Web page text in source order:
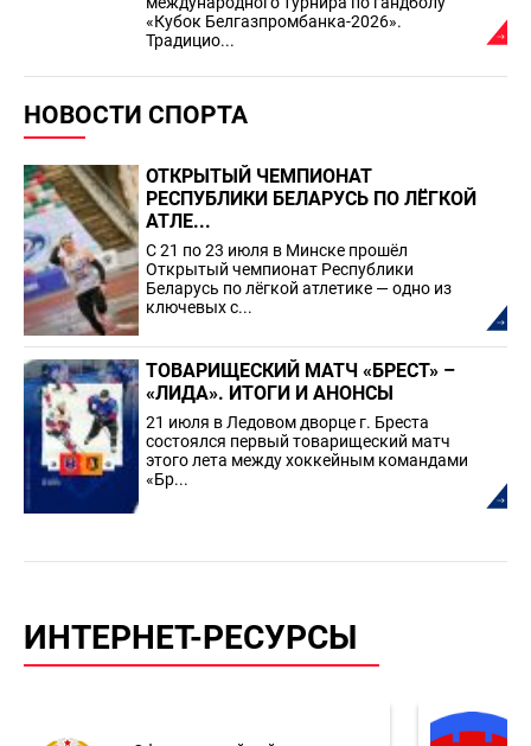
«Кубок Белгазпромбанка-2026».
Традицио...
НОВОСТИ СПОРТА
ОТКРЫТЫЙ ЧЕМПИОНАТ
РЕСПУБЛИКИ БЕЛАРУСЬ ПО ЛЁГКОЙ
АТЛЕ...
С 21 по 23 июля в Минске прошёл
Открытый чемпионат Республики
Беларусь по лёгкой атлетике — одно из
ключевых с...
ТОВАРИЩЕСКИЙ МАТЧ «БРЕСТ» –
«ЛИДА». ИТОГИ И АНОНСЫ
21 июля в Ледовом дворце г. Бреста
состоялся первый товарищеский матч
этого лета между хоккейным командами
«Бр...
ИНТЕРНЕТ-РЕСУРСЫ